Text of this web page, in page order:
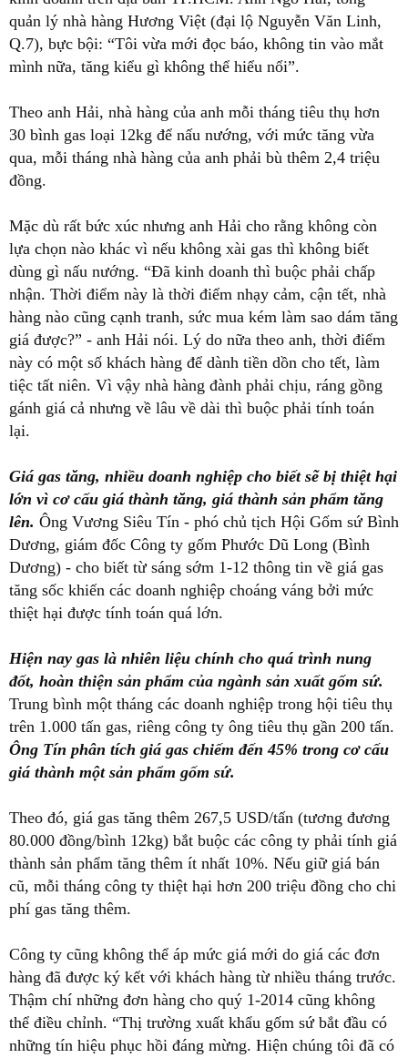
Giá gas tăng 12.000 đồng/bình 12 kg
Vẫn giám sát việc tăng giá gas của doanh nghiệp
Với mức tăng gần 80.000 đồng/bình, không chỉ người tiêu
biết sẽ thiệt hại hàng tỉ đồng do giá thành bị đẩy lên cao,
trong khi hợp đồng đơn hàng đã ký từ trước.
Câu chuyện giá gas tăng sốc vừa mới sáng sớm đã lan
kinh doanh trên địa bàn TP.HCM. Anh Ngô Hải, tổng
quản lý nhà hàng Hương Việt (đại lộ Nguyễn Văn Linh,
Q.7), bực bội: “Tôi vừa mới đọc báo, không tin vào mắt
mình nữa, tăng kiểu gì không thể hiểu nổi”.
Theo anh Hải, nhà hàng của anh mỗi tháng tiêu thụ hơn
30 bình gas loại 12kg để nấu nướng, với mức tăng vừa
qua, mỗi tháng nhà hàng của anh phải bù thêm 2,4 triệu
đồng.
lựa chọn nào khác vì nếu không xài gas thì không biết
dùng gì nấu nướng. “Đã kinh doanh thì buộc phải chấp
nhận. Thời điểm này là thời điểm nhạy cảm, cận tết, nhà
hàng nào cũng cạnh tranh, sức mua kém làm sao dám tăng
giá được?” - anh Hải nói. Lý do nữa theo anh, thời điểm
này có một số khách hàng để dành tiền dồn cho tết, làm
tiệc tất niên. Vì vậy nhà hàng đành phải chịu, ráng gồng
lại.
Giá gas tăng, nhiều doanh nghiệp cho biết sẽ bị thiệt hại
lớn vì cơ cấu giá thành tăng, giá thành sản phẩm tăng
lên. Ông Vương Siêu Tín - phó chủ tịch Hội Gốm sứ Bình
Dương, giám đốc Công ty gốm Phước Dũ Long (Bình
tăng sốc khiến các doanh nghiệp choáng váng bởi mức
thiệt hại được tính toán quá lớn.
Hiện nay gas là nhiên liệu chính cho quá trình nung
đốt, hoàn thiện sản phẩm của ngành sản xuất gốm sứ.
trên 1.000 tấn gas, riêng công ty ông tiêu thụ gần 200 tấn.
Ông Tín phân tích giá gas chiếm đến 45% trong cơ cấu
giá thành một sản phẩm gốm sứ.
Theo đó, giá gas tăng thêm 267,5 USD/tấn (tương đương